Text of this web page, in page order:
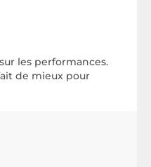
les performances.
de mieux pour